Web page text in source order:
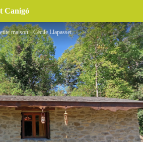
Canigó
maison - Cécile Llapasset